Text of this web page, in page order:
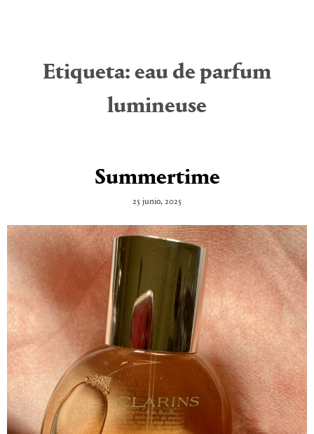
Etiqueta: eau de parfum
lumineuse
Summertime
25 junio, 2025